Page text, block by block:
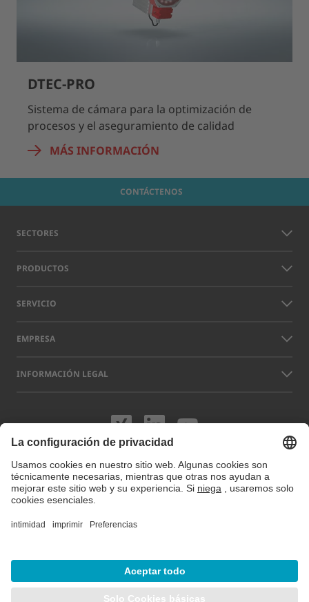
DTEC-PRO
Sistema de cámara para la optimización de
procesos y el aseguramiento de calidad
MÁS INFORMACIÓN
CONTÁCTENOS
SECTORES
PRODUCTOS
SERVICIO
EMPRESA
INFORMACIÓN LEGAL
Visítenos en XING
Visítenos en
Visítenos
Los nombres de otras empresas y productos que aparecen en este sitio
web pueden ser marcas comerciales o registradas que no pertenecen a
LAP sino a sus respectivos titulares. Nuestro sitio web utiliza cookies.
© 2026 LAP GmbH Laser Applikationen
/ Política de privacidad